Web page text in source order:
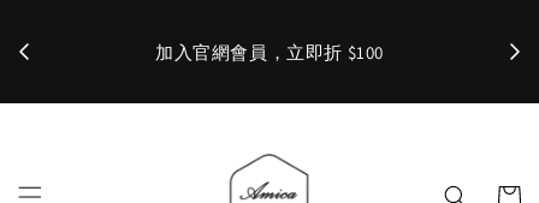
加入官網會員，立即折 $100 ✨